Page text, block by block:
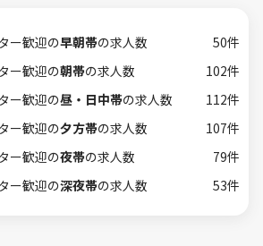
ー歓迎の早朝帯の求人数
50件
ー歓迎の朝帯の求人数
102件
ー歓迎の昼・日中帯の求人数
112件
ー歓迎の夕方帯の求人数
107件
ー歓迎の夜帯の求人数
79件
ー歓迎の深夜帯の求人数 53件